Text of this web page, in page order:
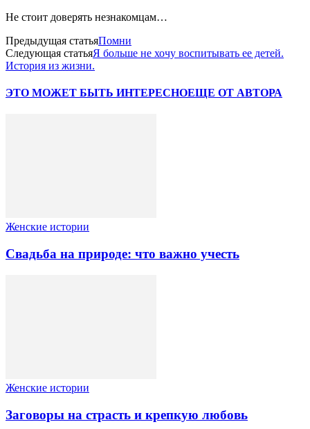
Не стоит доверять незнакомцам…
Предыдущая статьяПомни
Следующая статьяЯ больше не хочу воспитывать ее детей.
История из жизни.
ЭТО МОЖЕТ БЫТЬ ИНТЕРЕСНОЕЩЕ ОТ АВТОРА
Женские истории
Свадьба на природе: что важно учесть
Женские истории
Заговоры на страсть и крепкую любовь